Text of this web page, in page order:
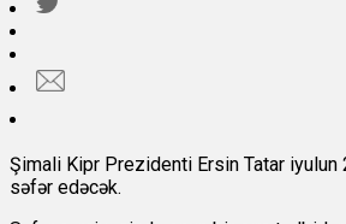
Şimali Kipr Prezidenti Ersin Tatar iyulun
səfər edəcək.